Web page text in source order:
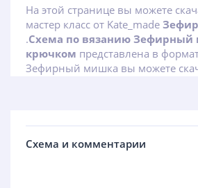
На этой странице вы можете
мастер класс от Kate_made
.Схема по вязанию
крючком представлена в
Зефирный мишка вы можете
Схема и комментарии